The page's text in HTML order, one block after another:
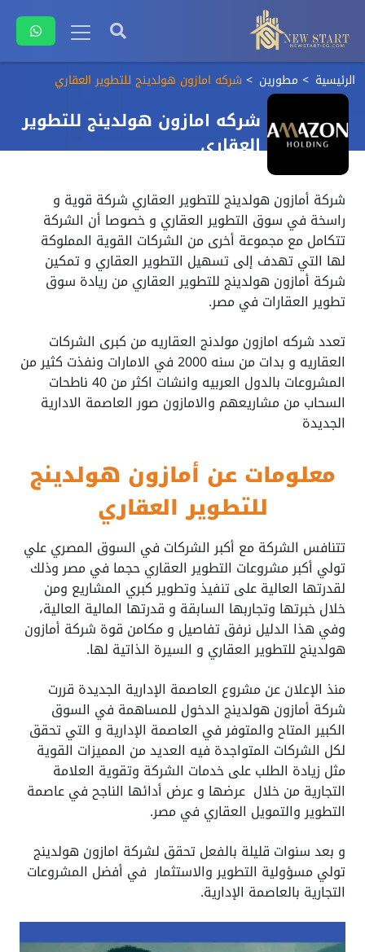
الرئيسية مطورين شركه امازون هولدينج للتطوير العقاري
شركه امازون هولدينج للتطوير
العقاري
شركة أمازون هولدينج للتطوير العقاري شركة قوية و
راسخة في سوق التطوير العقاري و خصوصا أن الشركة
تتكامل مع مجموعة أخرى من الشركات القوية المملوكة
لها التي تهدف إلى تسهيل التطوير العقاري و تمكين
شركة أمازون هولدينج للتطوير العقاري من ريادة سوق
تطوير العقارات في مصر.
تعدد شركه امازون مولدنج العقاريه من كبرى الشركات
العقاريه و بدات من سنه 2000 في الامارات ونفذت كثير من
المشروعات بالدول العربيه وانشات اكثر من 40 ناطحات
السحاب من مشاريعهم والامازون صور العاصمة الادارية
الجديدة
معلومات عن أمازون هولدينج
للتطوير العقاري
تتنافس الشركة مع أكبر الشركات في السوق المصري علي
تولي أكبر مشروعات التطوير العقاري حجما في مصر وذلك
لقدرتها العالية على تنفيذ وتطوير كبري المشاريع ومن
خلال خبرتها وتجاربها السابقة و قدرتها المالية العالية،
وفي هذا الدليل نرفق تفاصيل و مكامن قوة شركة أمازون
هولدينج للتطوير العقاري و السيرة الذاتية لها.
منذ الإعلان عن مشروع العاصمة الإدارية الجديدة قررت
شركة أمازون هولدينج الدخول للمساهمة في السوق
الكبير المتاح والمتوفر في العاصمة الإدارية و التي تحقق
لكل الشركات المتواجدة فيه العديد من المميزات القوية
مثل زيادة الطلب على خدمات الشركة وتقوية العلامة
التجارية من خلال عرضها و عرض أدائها الناجح في عاصمة
التطوير والتمويل العقاري في مصر.
و بعد سنوات قليلة بالفعل تحقق لشركة امازون هولدينج
تولي مسؤولية التطوير والاستثمار في أفضل المشروعات
التجارية بالعاصمة الإدارية.